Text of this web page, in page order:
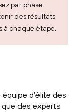
par phase
des résultats
à chaque étape.
d’élite des
des experts